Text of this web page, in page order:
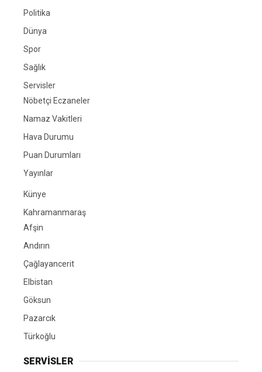
Politika
Dünya
Spor
Sağlık
Servisler
Nöbetçi Eczaneler
Namaz Vakitleri
Hava Durumu
Puan Durumları
Yayınlar
Künye
Kahramanmaraş
Afşin
Andırın
Çağlayancerit
Elbistan
Göksun
Pazarcık
Türkoğlu
SERVİSLER